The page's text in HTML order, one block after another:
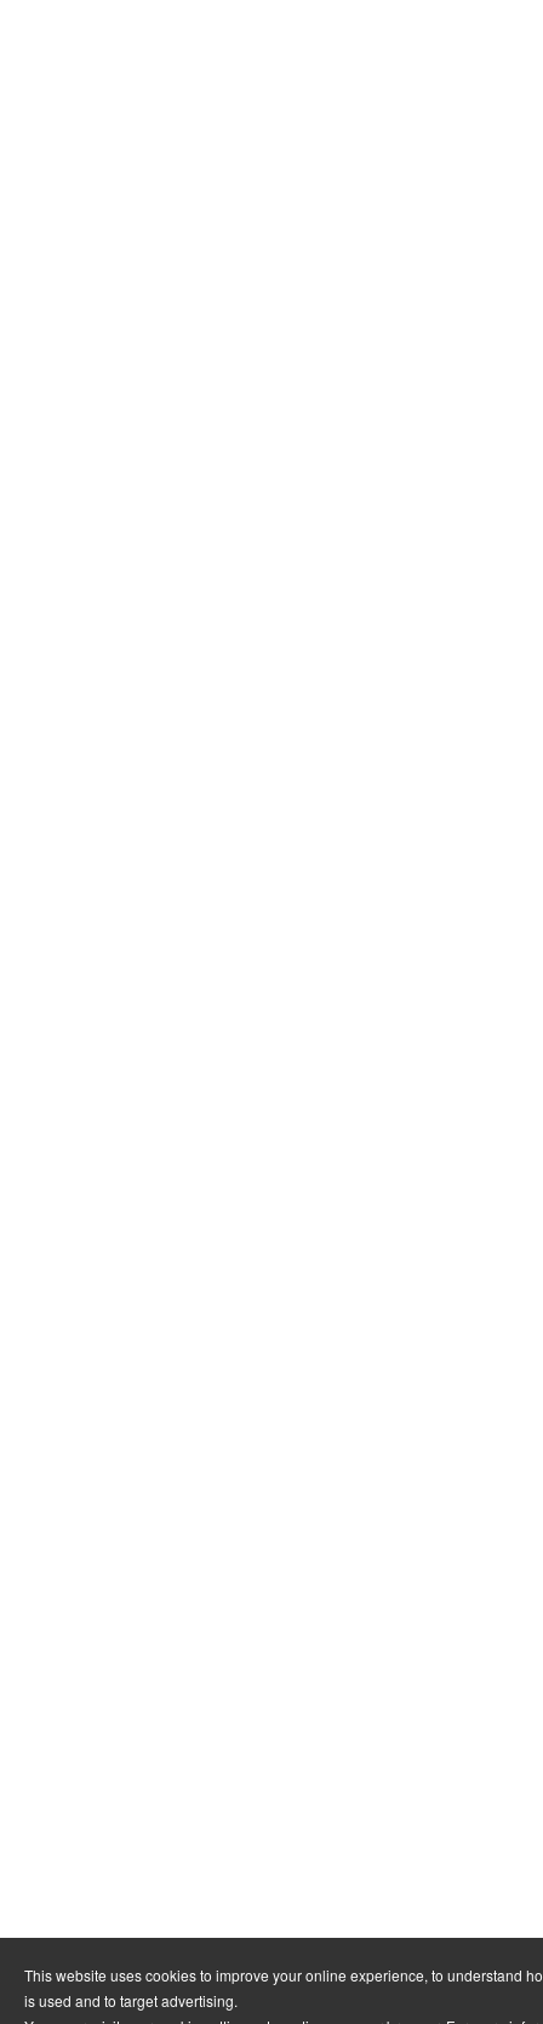
This website uses cookies to improve your online experience, to understand
is used and to target advertising.